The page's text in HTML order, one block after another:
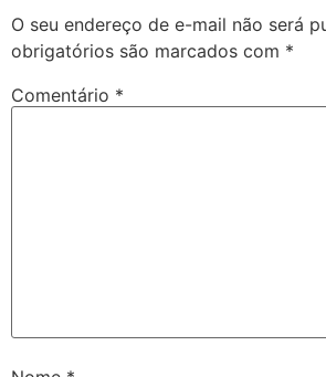
O seu endereço de e-mail não será
obrigatórios são marcados com *
Comentário *